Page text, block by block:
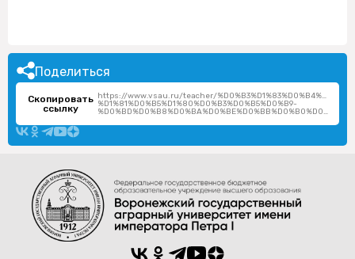
Поделиться
Скопировать
ссылку
https://www.vsau.ru/teacher/
%D1%81%D0%B5%D1%80%D0%B3%D0%B5%D0%B9-
%D0%BD%D0%B8%D0%BA%D0%BE%D0%BB%D0%B0%D0%B5%D0%B2%D0%B8%D1%87/